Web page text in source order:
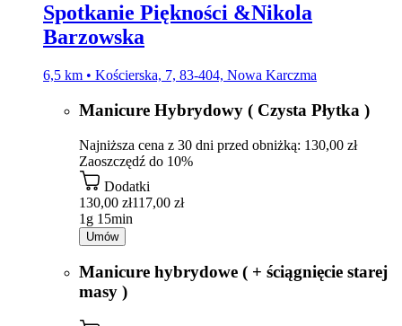
Spotkanie Piękności &Nikola
Barzowska
6,5 km • Kościerska, 7, 83-404, Nowa Karczma
Manicure Hybrydowy ( Czysta Płytka )
Najniższa cena z 30 dni przed obniżką: 130,00 zł
Zaoszczędź do 10%
Dodatki
130,00 zł117,00 zł
1g 15min
Umów
Manicure hybrydowe ( + ściągnięcie starej
masy )